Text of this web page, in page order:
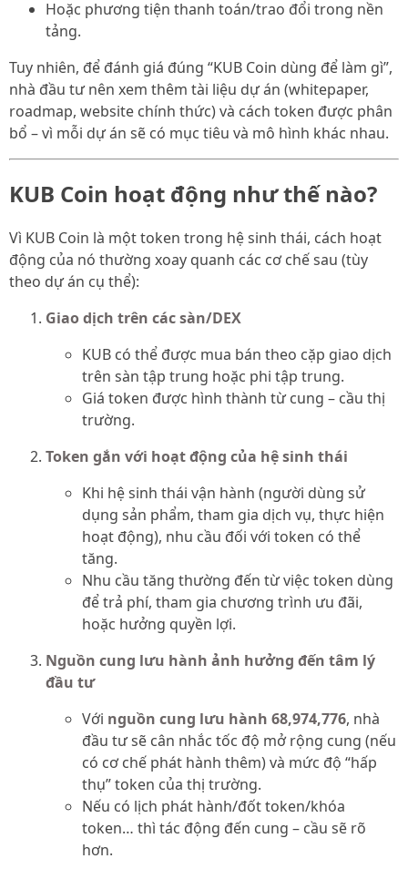
Hoặc phương tiện thanh toán/trao đổi trong nền
tảng.
Tuy nhiên, để đánh giá đúng “KUB Coin dùng để làm gì”,
nhà đầu tư nên xem thêm tài liệu dự án (whitepaper,
roadmap, website chính thức) và cách token được phân
bổ – vì mỗi dự án sẽ có mục tiêu và mô hình khác nhau.
KUB Coin hoạt động như thế nào?
Vì KUB Coin là một token trong hệ sinh thái, cách hoạt
động của nó thường xoay quanh các cơ chế sau (tùy
theo dự án cụ thể):
Giao dịch trên các sàn/DEX
KUB có thể được mua bán theo cặp giao dịch
trên sàn tập trung hoặc phi tập trung.
Giá token được hình thành từ cung – cầu thị
trường.
Token gắn với hoạt động của hệ sinh thái
Khi hệ sinh thái vận hành (người dùng sử
dụng sản phẩm, tham gia dịch vụ, thực hiện
hoạt động), nhu cầu đối với token có thể
tăng.
Nhu cầu tăng thường đến từ việc token dùng
để trả phí, tham gia chương trình ưu đãi,
hoặc hưởng quyền lợi.
Nguồn cung lưu hành ảnh hưởng đến tâm lý
đầu tư
Với nguồn cung lưu hành 68,974,776, nhà
đầu tư sẽ cân nhắc tốc độ mở rộng cung (nếu
có cơ chế phát hành thêm) và mức độ “hấp
thụ” token của thị trường.
Nếu có lịch phát hành/đốt token/khóa
token… thì tác động đến cung – cầu sẽ rõ
hơn.